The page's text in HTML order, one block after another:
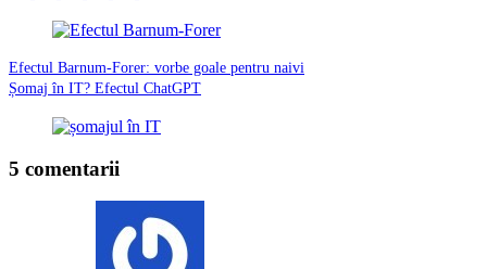
Efectul Barnum-Forer: vorbe goale pentru naivi
Șomaj în IT? Efectul ChatGPT
5 comentarii